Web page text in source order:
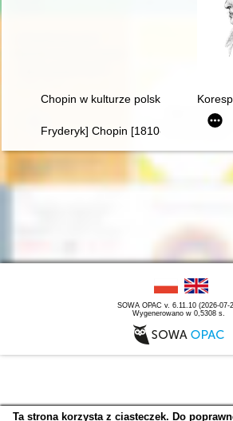
Chopin w kulturze polskiej
Fryderyk] Chopin [1810-1849]. Życie i
SOWA OPAC v. 6.11.10 (2026-07-
Wygenerowano w 0,5308 s.
Ta strona korzysta z ciasteczek. Do